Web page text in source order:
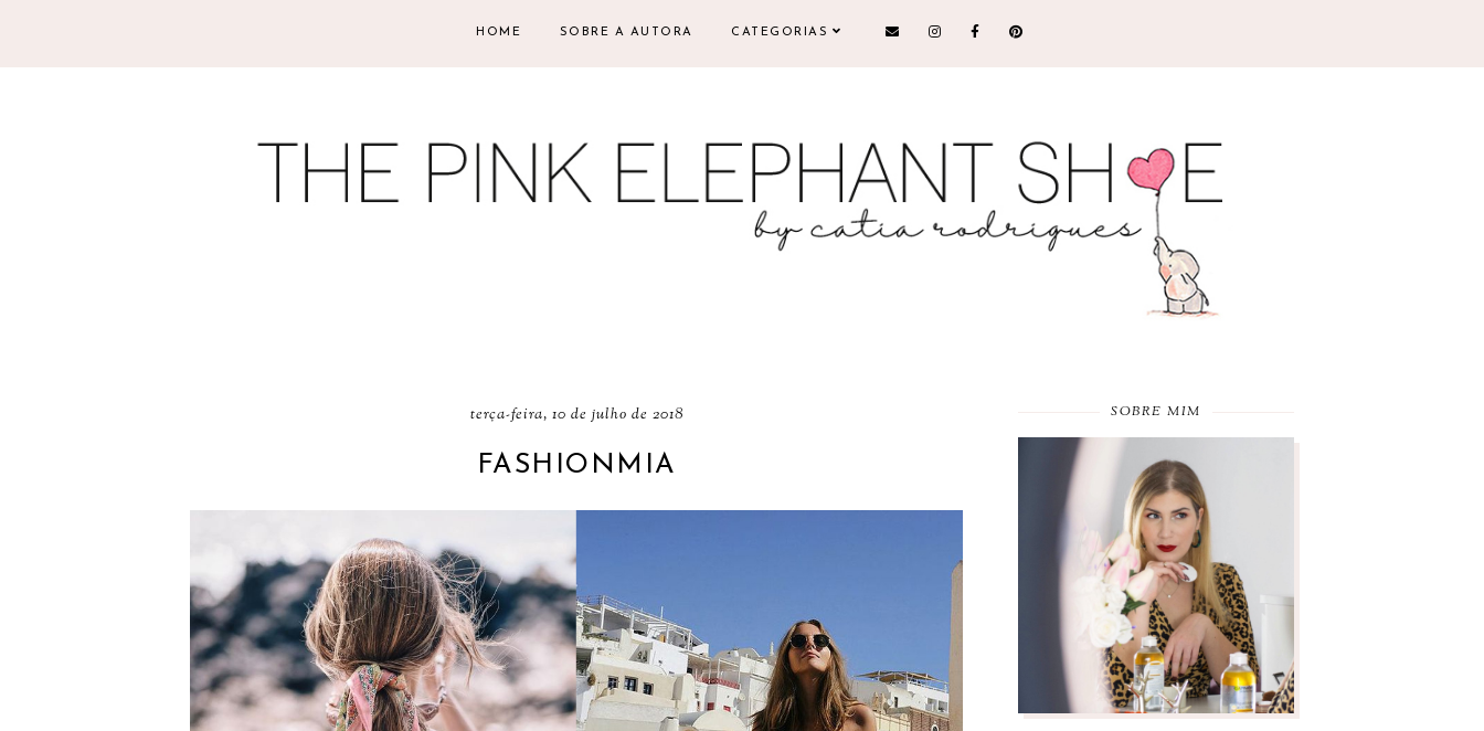
HOME SOBRE A AUTORA CATEGORIAS
terça-feira, 10 de julho de 2018
FASHIONMIA
SOBRE MIM